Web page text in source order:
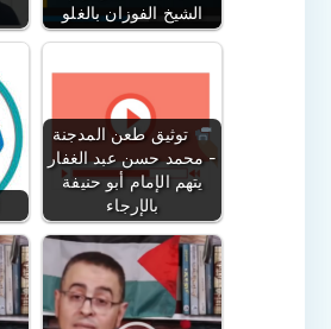
الشيخ الفوزان بالغلو
توثيق طعن المدجنة
- محمد حسن عبد الغفار
يتهم الإمام أبو حنيفة
بالإرجاء